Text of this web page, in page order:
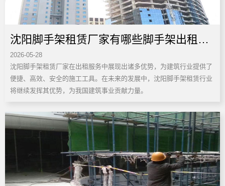
沈阳脚手架租赁厂家有哪些脚手架出租优
势
2026-05-28
沈阳脚手架租赁厂家在出租服务中展现出诸多优势，为建筑行业提供了
便捷、高效、安全的施工工具。在未来的发展中，沈阳脚手架租赁行业
将继续发挥其优势，为我国建筑事业贡献力量。